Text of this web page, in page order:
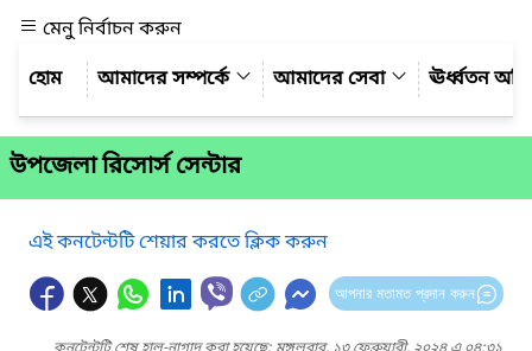
মেনু নির্বাচন করুন
আমাদের সম্পর্কে
আমাদের সেবা ঊর্ধ্বতন
উপজেলা রিসোর্স সেন্টার
এই কনটেন্টটি শেয়ার করতে ক্লিক করুন
আপনার মতামত প্রদান করুন